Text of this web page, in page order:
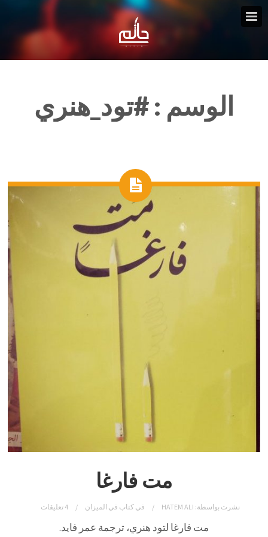
الوسم :#تود_هنري
مت فارغا
نشرت بواسطة: HATEM ALI فيكتاب في الميزان 4 تعليقات
مت فارغا لتود هنري، ترجمة عمر فايد.